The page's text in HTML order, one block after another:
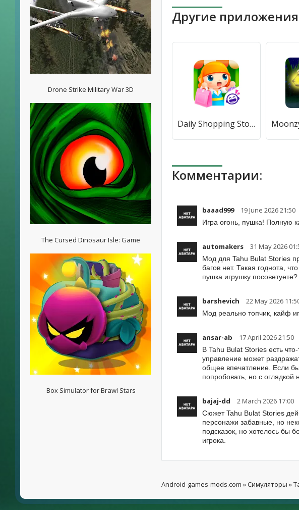
Drone Strike Military War 3D
The Cursed Dinosaur Isle: Game
Box Simulator for Brawl Stars
Другие
Daily Shopping Stories (Дейли Шоппинг Сторис) [МОД Unlocked] APK Android
Комментарии:
baaad999 19 June 2026 21:50
Игра огонь, пушка! Полную
automakers 31 May 2026
Мод для Tahu Bulat Stories
багов нет. Такая годнота,
пушка игрушку посоветуете?
barshevich 22 May 2026
Мод реально топчик, кайф
ansar-ab 17 April 2026 21:50
В Tahu Bulat Stories есть
управление может
общее впечатление. Если
попробовать, но с оглядкой
bajaj-dd 2 March 2026 17:00
Сюжет Tahu Bulat Stories
персонажи забавные, но
подсказок, но хотелось бы
игрока.
Android-games-mods.com »Симуляторы »